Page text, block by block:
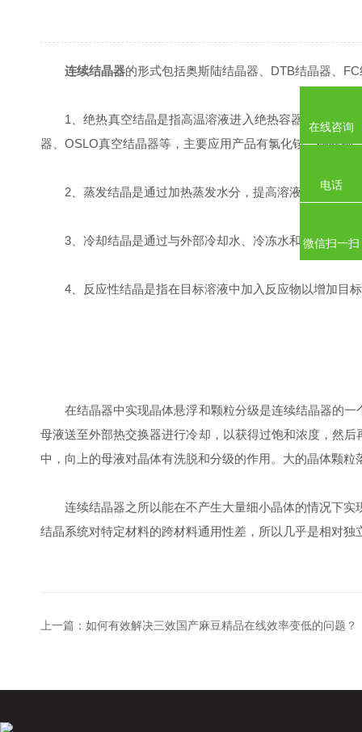
连续结晶器的形式包括奥斯陆结晶器、DTB结晶器、
1、绝热真空结晶是指高温溶液进入绝热容器后，在真空
器、OSLO真空结晶器等，主要应用产品有氯化铵、硝酸钾
2、蒸发结晶是通过加热蒸发水分，提高溶液浓度，产生
3、冷却结晶是通过与外部冷却水、冷冻水和其他冷源进
4、反应性结晶是指在目标溶液中加入反应物以增加目标
在结晶器中实现晶体悬浮和颗粒分级是连续结晶器的一
母液送至外部热交换器进行冷却，以获得过饱和浓度，然
中，向上的母液对晶体有洗脱和分级的作用。大的晶体颗
连续结晶器之所以能在不产生大量细小晶体的情况下实
结晶系统对特定材料的跨材料通用性差，所以几乎是相对独
上一篇： 如何有效解决三效国产麻豆精品在线效率变低的问题？
在线咨询
电话
微信扫一扫